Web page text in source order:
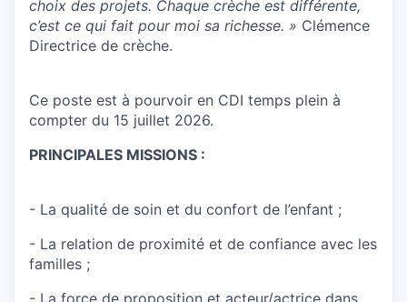
choix des projets. Chaque crèche est différente,
c’est ce qui fait pour moi sa richesse. » Clémence
Directrice de crèche.
Ce poste est à pourvoir en CDI temps plein à
compter du 15 juillet 2026.
PRINCIPALES MISSIONS :
- La qualité de soin et du confort de l’enfant ;
- La relation de proximité et de confiance avec les
familles ;